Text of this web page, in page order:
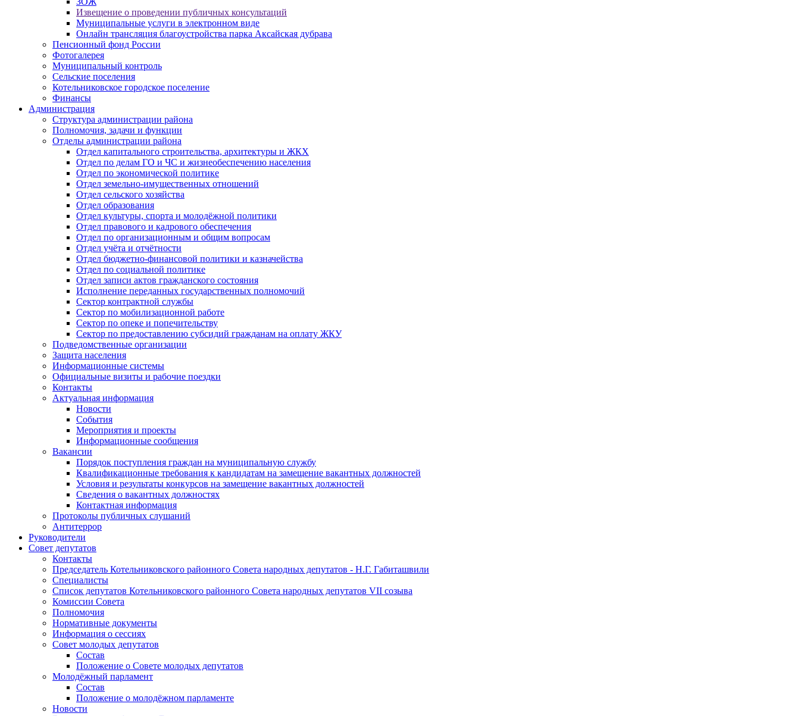
Извещение о проведении публичных консультаций
Муниципальные услуги в электронном виде
Онлайн трансляция благоустройства парка Аксайская дубрава
Пенсионный фонд России
Фотогалерея
Муниципальный контроль
Сельские поселения
Котельниковское городское поселение
Финансы
Администрация
Структура администрации района
Полномочия, задачи и функции
Отделы администрации района
Отдел капитального строительства, архитектуры и ЖКХ
Отдел по делам ГО и ЧС и жизнеобеспечению населения
Отдел по экономической политике
Отдел земельно-имущественных отношений
Отдел сельского хозяйства
Отдел образования
Отдел культуры, спорта и молодёжной политики
Отдел правового и кадрового обеспечения
Отдел по организационным и общим вопросам
Отдел учёта и отчётности
Отдел бюджетно-финансовой политики и казначейства
Отдел по социальной политике
Отдел записи актов гражданского состояния
Исполнение переданных государственных полномочий
Сектор контрактной службы
Сектор по мобилизационной работе
Сектор по опеке и попечительству
Сектор по предоставлению субсидий гражданам на оплату ЖКУ
Подведомственные организации
Защита населения
Информационные системы
Официальные визиты и рабочие поездки
Контакты
Актуальная информация
Новости
События
Мероприятия и проекты
Информационные сообщения
Вакансии
Порядок поступления граждан на муниципальную службу
Квалификационные требования к кандидатам на замещение вакантных должностей
Условия и результаты конкурсов на замещение вакантных должностей
Сведения о вакантных должностях
Контактная информация
Протоколы публичных слушаний
Антитеррор
Руководители
Совет депутатов
Контакты
Председатель Котельниковского районного Совета народных депутатов - Н.Г. Габиташвили
Специалисты
Список депутатов Котельниковского районного Совета народных депутатов VII созыва
Комиссии Совета
Полномочия
Нормативные документы
Информация о сессиях
Совет молодых депутатов
Состав
Положение о Совете молодых депутатов
Молодёжный парламент
Состав
Положение о молодёжном парламенте
Новости